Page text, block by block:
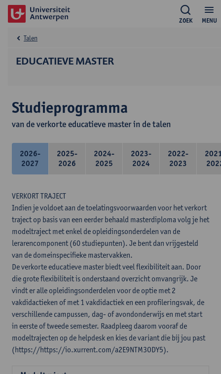
MENU
ZOEK
EDUCATIEVE MASTER
Talen
Studieprogramma
van de verkorte educatieve master in de talen
2026-
2027
2025-
2026
2024-
2025
2023-
2024
2022-
2023
VERKORT TRAJECT
Indien je voldoet aan de toelatingsvoorwaarden voor het verkort
traject op basis van een eerder behaald masterdiploma volg je het
modeltraject met enkel de opleidingsonderdelen van de
lerarencomponent (60 studiepunten). Je bent dan vrijgesteld
van de domeinspecifieke mastervakken.
De verkorte educatieve master biedt veel flexibiliteit aan. Door
die grote flexibiliteit is onderstaand overzicht omvangrijk. Je
vindt er alle opleidingsonderdelen voor de optie met 2
vakdidactieken of met 1 vakdidactiek en een profileringsvak, de
verschillende campussen, dag- of avondonderwijs en met start
in eerste of tweede semester. Raadpleeg daarom vooraf de
modeltrajecten op de helpdesk en kies de variant die bij jou past
(https://https://io.xurrent.com/a2E9NTM3ODY5).